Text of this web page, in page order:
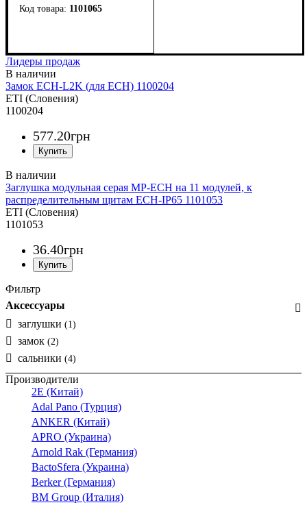
1101065
Лидеры продаж
Замок ECH-L2K (для ECH) 1100204
ETI (Словения)
1100204
577.20грн
Заглушка модульная серая MP-ECH на 11 модулей, к
распределительным щитам ЕСН-IP65 1101053
ETI (Словения)
1101053
36.40грн
Фильтр
Аксессуары
заглушки (1)
замок (2)
сальники (4)
Производители
2E (Китай)
Adal Pano (Турция)
ANKER (Китай)
APRO (Украина)
Arnold Rak (Германия)
BactoSfera (Украина)
Berker (Германия)
BM Group (Италия)